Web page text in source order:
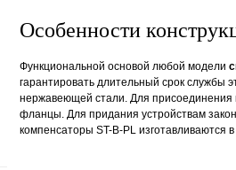
Особенности
Функциональной основой любой модели
гарантировать длительный срок службы
нержавеющей стали. Для
фланцы. Для придания устройствам
компенсаторы ST-B-PL изготавливаются